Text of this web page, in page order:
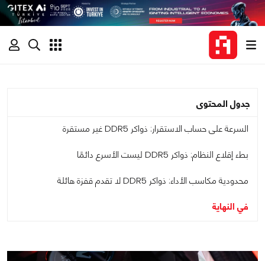
جدول المحتوى
السرعة على حساب الاستقرار: ذواكر DDR5 غير مستقرة
بطء إقلاع النظام: ذواكر DDR5 ليست الأسرع دائمًا
محدودية مكاسب الأداء: ذواكر DDR5 لا تقدم قفزة هائلة
في النهاية